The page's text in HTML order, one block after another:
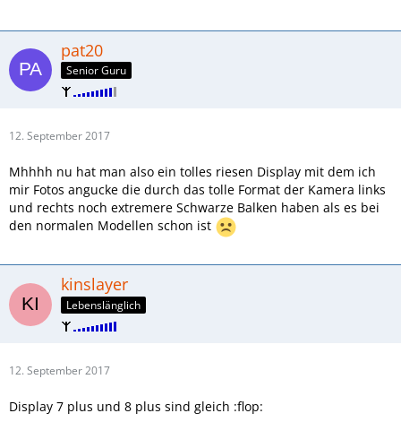
pat20
Senior Guru
12. September 2017
Mhhhh nu hat man also ein tolles riesen Display mit dem ich
mir Fotos angucke die durch das tolle Format der Kamera links
und rechts noch extremere Schwarze Balken haben als es bei
den normalen Modellen schon ist
kinslayer
Lebenslänglich
12. September 2017
Display 7 plus und 8 plus sind gleich :flop: